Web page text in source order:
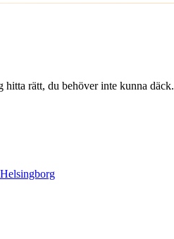
hitta rätt, du behöver inte kunna däck.
Helsingborg